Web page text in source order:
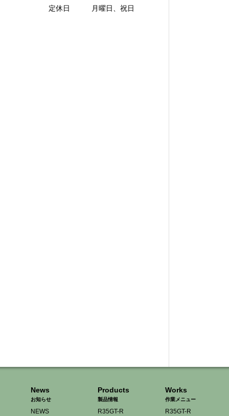
定休日 月曜日、祝日
News
お知らせ
NEWS
Products
製品情報
R35GT-R
Works
作業メニュー
R35GT-R